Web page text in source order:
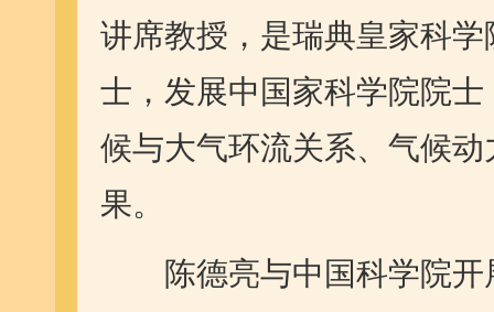
讲席教授，是瑞典皇家科
士，发展中国家科学院院
候与大气环流关系、气候
果。
陈德亮与中国科学院开